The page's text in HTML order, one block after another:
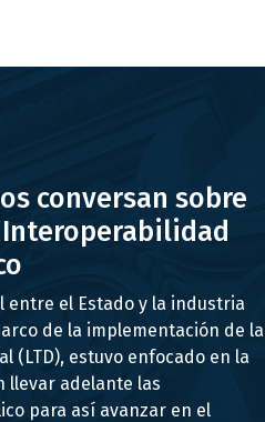
conversan sobre
entre el Estado y la industria
de la implementación de la
(LTD), estuvo enfocado en la
llevar adelante las
para así avanzar en el